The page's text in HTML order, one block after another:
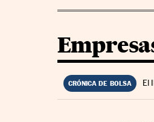
CRÓNICA DE BOLSA El